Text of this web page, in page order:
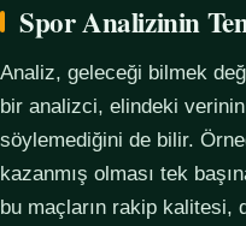
Spor Analizinin
Analiz, geleceği bilmek
bir analizci, elindeki
söylemediğini de bilir.
kazanmış olması tek
bu maçların rakip kalitesi,